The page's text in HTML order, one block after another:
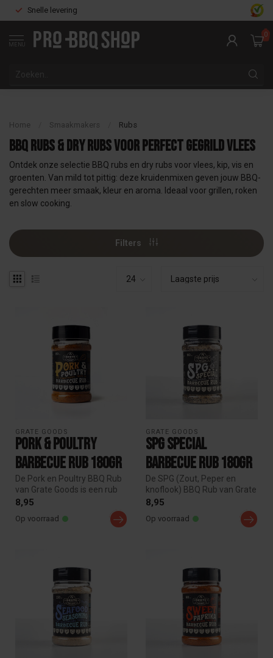
Snelle levering
MENU
0
Home Smaakmakers Rubs
BBQ Rubs & Dry Rubs voor Perfect Gegrild Vlees
Ontdek onze selectie BBQ rubs en dry rubs voor vlees, kip, vis en
groenten. Van mild tot pittig: deze kruidenmixen geven jouw BBQ-
gerechten meer smaak, kleur en aroma. Ideaal voor grillen, roken
en slow cooking.
Filters
GRATE GOODS
Pork & Poultry
Barbecue Rub 180gr
De Pork en Poultry BBQ Rub
van Grate Goods is een rub
met zowel zoete als harti...
8,95
Op voorraad
GRATE GOODS
SPG Special
Barbecue Rub 180gr
De SPG (Zout, Peper en
knoflook) BBQ Rub van Grate
Goods is een typische
8,95
Op voorraad